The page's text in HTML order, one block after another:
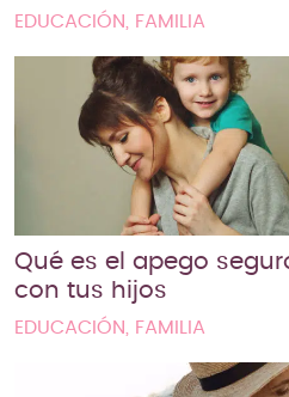
EDUCACIÓN, FAMILIA
Qué es el apego
con tus hijos
EDUCACIÓN, FAMILIA